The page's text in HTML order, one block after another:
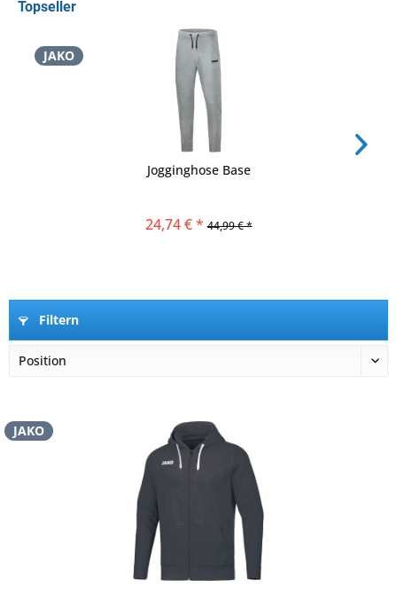
Topseller
JAKO
Jogginghose Base
24,74 € * 44,99 € *
Filtern
JAKO